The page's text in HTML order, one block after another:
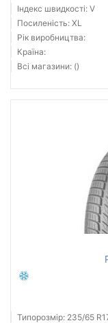
Індекс швидкості: V
Посиленість: XL
Рік виробництва:
Країна:
Всі магазини: ()
Типорозмір: 235/65